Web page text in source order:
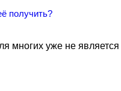
получить?
многих уже не